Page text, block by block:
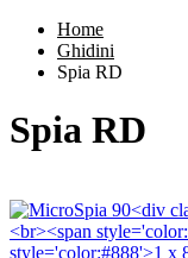
Home
Ghidini
Spia RD
Spia RD